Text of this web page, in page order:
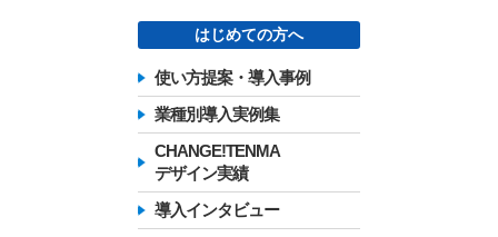
はじめての方へ
使い方提案・導入事例
業種別導入実例集
CHANGE!TENMA
デザイン実績
導入インタビュー